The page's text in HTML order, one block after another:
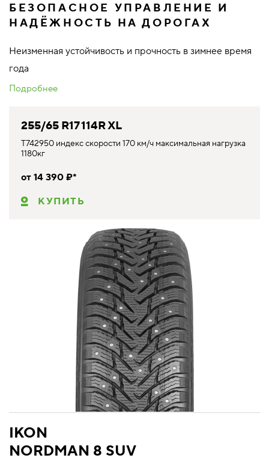
БЕЗОПАСНОЕ УПРАВЛЕНИЕ И
НАДЁЖНОСТЬ НА ДОРОГАХ
Неизменная устойчивость и прочность в зимнее время
года
Подробнее
255/65 R17 114R XL
T742950 индекс скорости 170 км/ч максимальная нагрузка
1180кг
от 14 390 ₽*
КУПИТЬ
IKON
NORDMAN 8 SUV